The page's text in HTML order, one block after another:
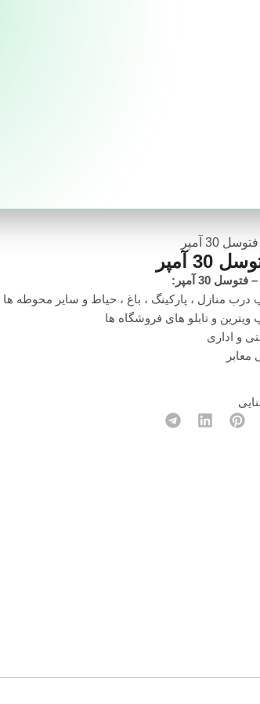
30 آمپر
آمپر
30 آمپر:
منازل ، پارکینگ ، باغ ، حیاط و سایر محوطه ها
و تابلو های فروشگاه ها
و اداری